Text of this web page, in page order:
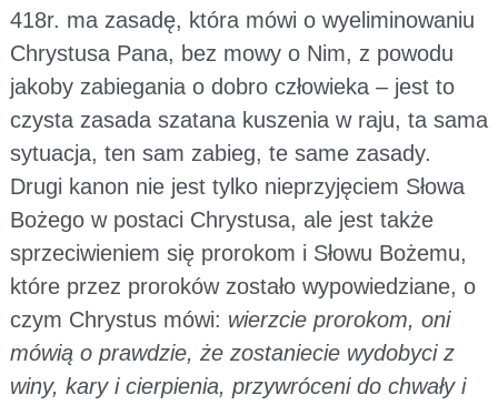
418r. ma zasadę, która mówi o wyeliminowaniu
Chrystusa Pana, bez mowy o Nim, z powodu
jakoby zabiegania o dobro człowieka – jest to
czysta zasada szatana kuszenia w raju, ta sama
sytuacja, ten sam zabieg, te same zasady.
Drugi kanon nie jest tylko nieprzyjęciem Słowa
Bożego w postaci Chrystusa, ale jest także
sprzeciwieniem się prorokom i Słowu Bożemu,
które przez proroków zostało wypowiedziane, o
czym Chrystus mówi: wierzcie prorokom, oni
mówią o prawdzie, że zostaniecie wydobyci z
winy, kary i cierpienia, przywróceni do chwały i